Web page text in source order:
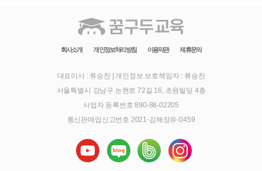
회사소개 개인정보처리방침 이용약관 제휴문의
대표이사 : 류승찬| 개인정보 보호책임자 : 류승찬
서울특별시 강남구 논현로 72길 16, 초원빌딩 4층
사업자 등록번호 890-88-02205
통신판매업신고번호 2021-김해장유-0459